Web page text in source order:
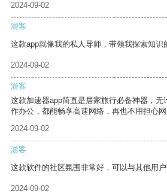
2024-09-02
游客
这款app就像我的私人导师，带领我探索知识
2024-09-02
游客
这款加速器app简直是居家旅行必备神器，
作办公，都能畅享高速网络，再也不用担心网
2024-09-02
游客
这款软件的社区氛围非常好，可以与其他用户
2024-09-02